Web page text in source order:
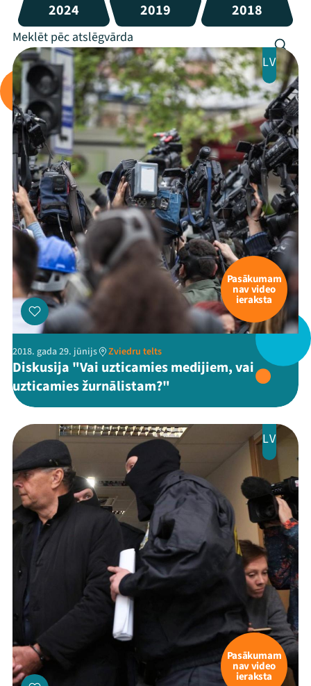
Mana programma
Festivāls
Programma
Viņi bija LAMPĀ 2026
Jaunumi
2024 2019 2018
LV
Pasākumam
nav video
ieraksta
2018. gada 29. jūnijs Zviedru telts
Diskusija "Vai uzticamies medijiem, vai
uzticamies žurnālistam?"
LV
Pasākumam
nav video
ieraksta